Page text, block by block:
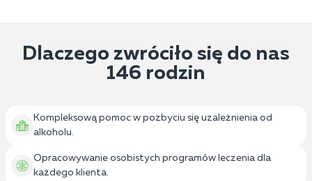
Dlaczego zwróciło się do nas
146 rodzin
Kompleksową pomoc w pozbyciu się uzależnienia od
alkoholu.
Opracowywanie osobistych programów leczenia dla
każdego klienta.